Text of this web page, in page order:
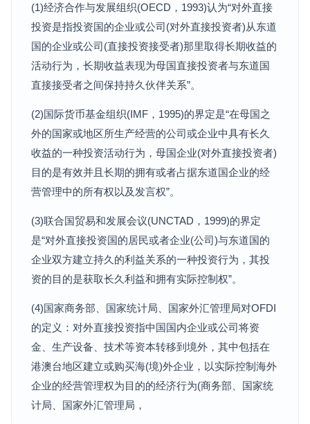
(1)经济合作与发展组织(OECD，1993)认为“对外直接
投资是指投资国的企业或公司(对外直接投资者)从东道
国的企业或公司(直接投资接受者)那里取得长期收益的
活动行为，长期收益表现为母国直接投资者与东道国
直接接受者之间保持持久伙伴关系”。
(2)国际货币基金组织(IMF，1995)的界定是“在母国之
外的国家或地区所生产经营的公司或企业中具有长久
收益的一种投资活动行为，母国企业(对外直接投资者)
目的是有效并且长期的拥有或者占据东道国企业的经
营管理中的所有权以及发言权”。
(3)联合国贸易和发展会议(UNCTAD，1999)的界定
是“对外直接投资国的居民或者企业(公司)与东道国的
企业双方建立持久的利益关系的一种投资行为，其投
资的目的是获取长久利益和拥有实际控制权”。
(4)国家商务部、国家统计局、国家外汇管理局对OFDI
的定义：对外直接投资指中国国内企业或公司将资
金、生产设备、技术等资本转移到境外，其中包括在
港澳台地区建立或购买海(境)外企业，以实际控制海外
企业的经营管理权为目的的经济行为(商务部、国家统
计局、国家外汇管理局，